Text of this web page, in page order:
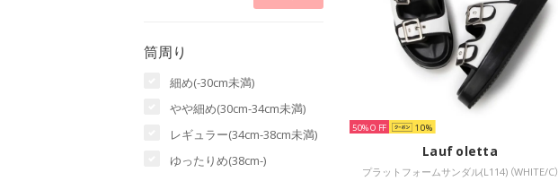
筒周り
細め(-30cm未満)
やや細め(30cm-34cm未満)
レギュラー(34cm-38cm未満)
ゆったりめ(38cm-)
50% 10
Lauf oletta
プラットフォームサンダル(L114) （WHITE/C）